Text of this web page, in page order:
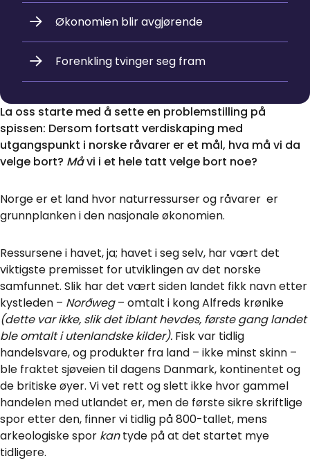
La oss starte med å sette en problemstilling på
spissen: Dersom fortsatt verdiskaping med
utgangspunkt i norske råvarer er et mål, hva må vi da
velge bort? Måvi i et hele tatt velge bort noe?
Norge er et land hvor naturressurser og råvarer er
grunnplanken i den nasjonale økonomien.
Ressursene i havet, ja; havet i seg selv, har vært det
viktigste premisset for utviklingen av det norske
samfunnet. Slik har det vært siden landet fikk navn etter
kystleden – Norðweg– omtalt i kong Alfreds krønike
(dette var ikke, slik det iblant hevdes, første gang landet
ble omtalt i utenlandske kilder). Fisk var tidlig
handelsvare, og produkter fra land – ikke minst skinn –
ble fraktet sjøveien til dagens Danmark, kontinentet og
de britiske øyer. Vi vet rett og slett ikke hvor gammel
handelen med utlandet er, men de første sikre skriftlige
spor etter den, finner vi tidlig på 800-tallet, mens
arkeologiske spor kantyde på at det startet mye
tidligere.
Økonomien blir avgjørende
Forenkling tvinger seg fram